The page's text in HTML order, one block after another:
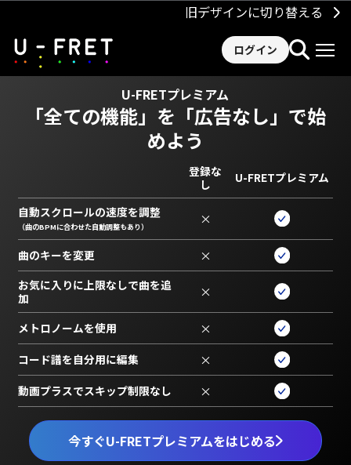
旧デザインに切り替える
ログイン
U-FRETプレミアム
「全ての機能」を 「広告なし」で始
めよう
今すぐU-FRETプレミアムをはじめる
登録な
し
U-FRETプレミアム
自動スクロールの速度を調整
（曲のBPMに合わせた自動調整もあり） ×
曲のキーを変更 ×
お気に入りに上限なしで曲を追
加
×
メトロノームを使用 ×
コード譜を自分用に編集 ×
動画プラスでスキップ制限なし ×